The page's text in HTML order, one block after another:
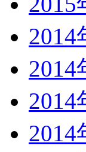
2014
2014
2014
2014